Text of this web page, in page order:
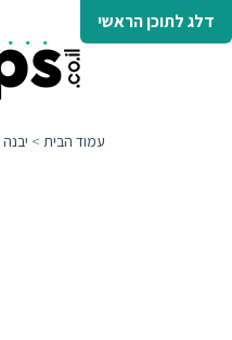
דלג לתוכן הראשי
עמוד הבית > יבנה